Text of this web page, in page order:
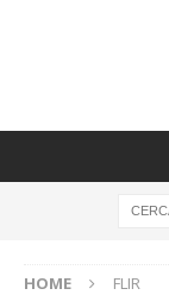
HOME FLIR